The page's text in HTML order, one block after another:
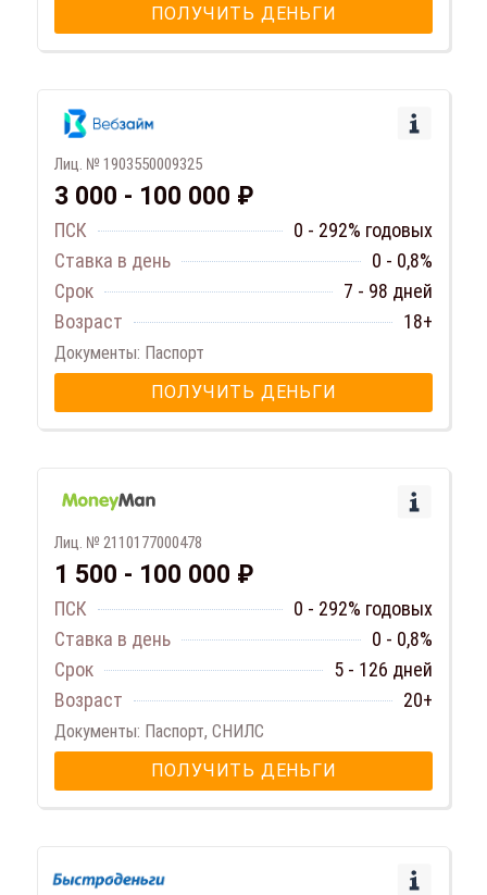
ПОЛУЧИТЬ ДЕНЬГИ
Лиц. № 1903550009325
3 000 - 100 000 ₽
ПСК
0 - 292% годовых
Ставка в день
0 - 0,8%
Срок
7 - 98 дней
Возраст
18+
Документы: Паспорт
ПОЛУЧИТЬ ДЕНЬГИ
Лиц. № 2110177000478
1 500 - 100 000 ₽
ПСК
0 - 292% годовых
Ставка в день
0 - 0,8%
Срок
5 - 126 дней
Возраст
20+
Документы: Паспорт, СНИЛС
ПОЛУЧИТЬ ДЕНЬГИ